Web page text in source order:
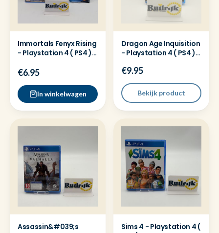
Immortals Fenyx Rising
- Playstation 4 ( PS4 )
€6.95
In winkelwagen
Dragon Age Inquisition
- Playstation 4 ( PS4 )
€9.95
Bekijk product
Assassin&#039;s
Sims 4 - Playstation 4 (